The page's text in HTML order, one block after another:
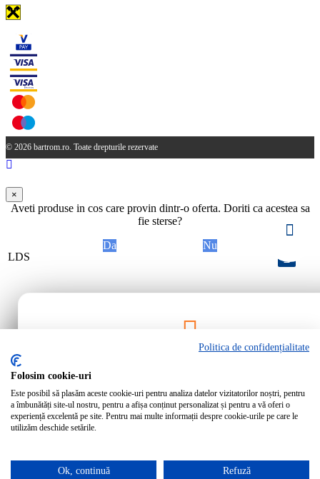
LDS
© 2026 bartrom.ro. Toate drepturile rezervate
Abonează-te la newsletter-ul Bartrom pentru a primi cele mai noi
noutăți direct în inbox-ul tău.
×
Aveti produse in cos care provin dintr-o oferta. Doriti ca acestea sa
fie sterse?
Da
Nu
Politica de confidențialitate
Folosim cookie-uri
Este posibil să plasăm aceste cookie-uri pentru analiza datelor vizitatorilor noștri, pentru
a îmbunătăți site-ul nostru, pentru a afișa conținut personalizat și pentru a vă oferi o
experiență excelentă pe site. Pentru mai multe informații despre cookie-urile pe care le
utilizăm deschide setările.
Ok, continuă Refuză